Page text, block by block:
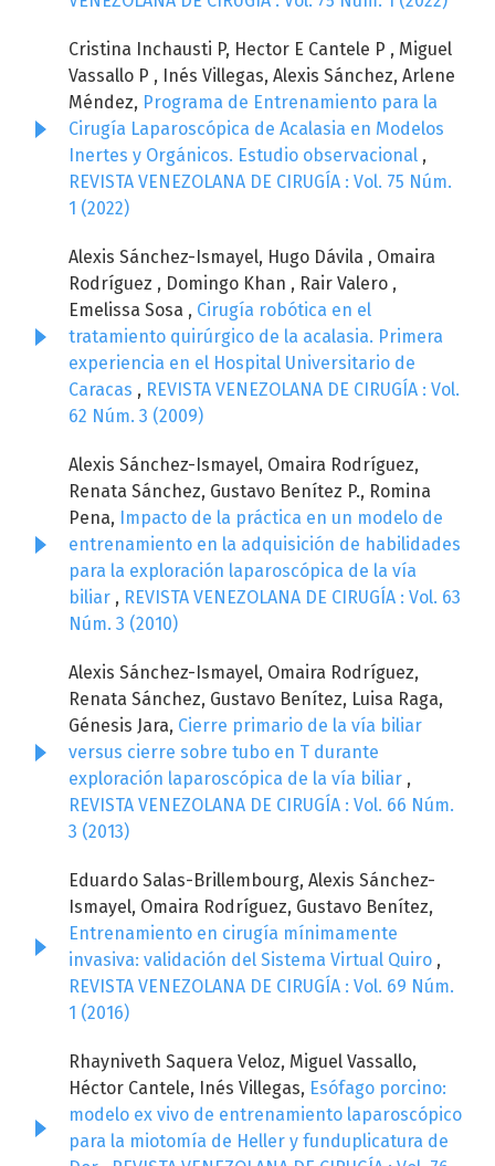
Cristina Inchausti P, Hector E Cantele P , Miguel
Vassallo P , Inés Villegas, Alexis Sánchez, Arlene
Méndez, Programa de Entrenamiento para la
Cirugía Laparoscópica de Acalasia en Modelos
Inertes y Orgánicos. Estudio observacional ,
REVISTA VENEZOLANA DE CIRUGÍA : Vol. 75 Núm.
1 (2022)
Alexis Sánchez-Ismayel, Hugo Dávila , Omaira
Rodríguez , Domingo Khan , Rair Valero ,
Emelissa Sosa , Cirugía robótica en el
tratamiento quirúrgico de la acalasia. Primera
experiencia en el Hospital Universitario de
Caracas , REVISTA VENEZOLANA DE CIRUGÍA : Vol.
62 Núm. 3 (2009)
Alexis Sánchez-Ismayel, Omaira Rodríguez,
Renata Sánchez, Gustavo Benítez P., Romina
Pena,
Impacto de la práctica en un modelo de
entrenamiento en la adquisición de habilidades
para la exploración laparoscópica de la vía
biliar , REVISTA VENEZOLANA DE CIRUGÍA : Vol. 63
Núm. 3 (2010)
Alexis Sánchez-Ismayel, Omaira Rodríguez,
Renata Sánchez, Gustavo Benítez, Luisa Raga,
Génesis Jara, Cierre primario de la vía biliar
versus cierre sobre tubo en T durante
exploración laparoscópica de la vía biliar ,
REVISTA VENEZOLANA DE CIRUGÍA : Vol. 66 Núm.
3 (2013)
Eduardo Salas-Brillembourg, Alexis Sánchez-
Ismayel, Omaira Rodríguez, Gustavo Benítez,
Entrenamiento en cirugía mínimamente
invasiva: validación del Sistema Virtual Quiro ,
REVISTA VENEZOLANA DE CIRUGÍA : Vol. 69 Núm.
1 (2016)
Rhayniveth Saquera Veloz, Miguel Vassallo,
Héctor Cantele, Inés Villegas, Esófago porcino:
modelo ex vivo de entrenamiento laparoscópico
para la miotomía de Heller y funduplicatura de